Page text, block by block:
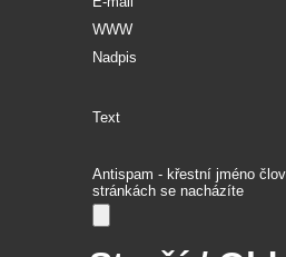
WWW
Nadpis
Text
Antispam - křestní jméno
stránkách se nacházíte